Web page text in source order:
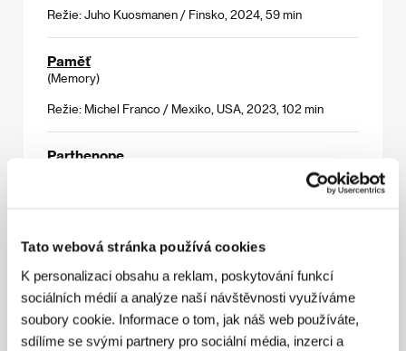
Tato webová stránka používá cookies
K personalizaci obsahu a reklam, poskytování funkcí
sociálních médií a analýze naší návštěvnosti využíváme
soubory cookie. Informace o tom, jak náš web používáte,
sdílíme se svými partnery pro sociální média, inzerci a
Režie: Juho Kuosmanen / Finsko, 2024, 59 min
Paměť
(Memory)
Režie: Michel Franco / Mexiko, USA, 2023, 102 min
Parthenope
Pepe
Režie: Nelson Carlos De Los Santos Arias /
Dominikánská republika, Namibie, Německo, Francie,
2024, 122 min